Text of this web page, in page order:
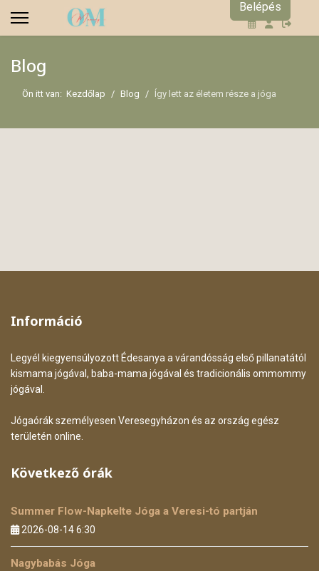
Belépés
Blog
Ön itt van: Kezdőlap Blog Így lett az életem része a jóga
Információ
Legyél kiegyensúlyozott Édesanya a várandósság első pillanatától
kismama jógával, baba-mama jógával és tradicionális ommommy
jógával.
Jógaórák személyesen Veresegyházon és az ország egész
területén online.
Következő órák
Summer Flow-Napkelte Jóga a Veresi-tó partján
2026-08-14 6:30
Nagybabás Jóga